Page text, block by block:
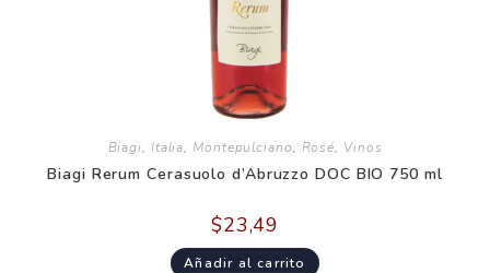
Biagi, Italia, Montepulciano, Rosé, Vinos
Biagi Rerum Cerasuolo d’Abruzzo DOC BIO 750 ml
$23,49
Añadir al carrito